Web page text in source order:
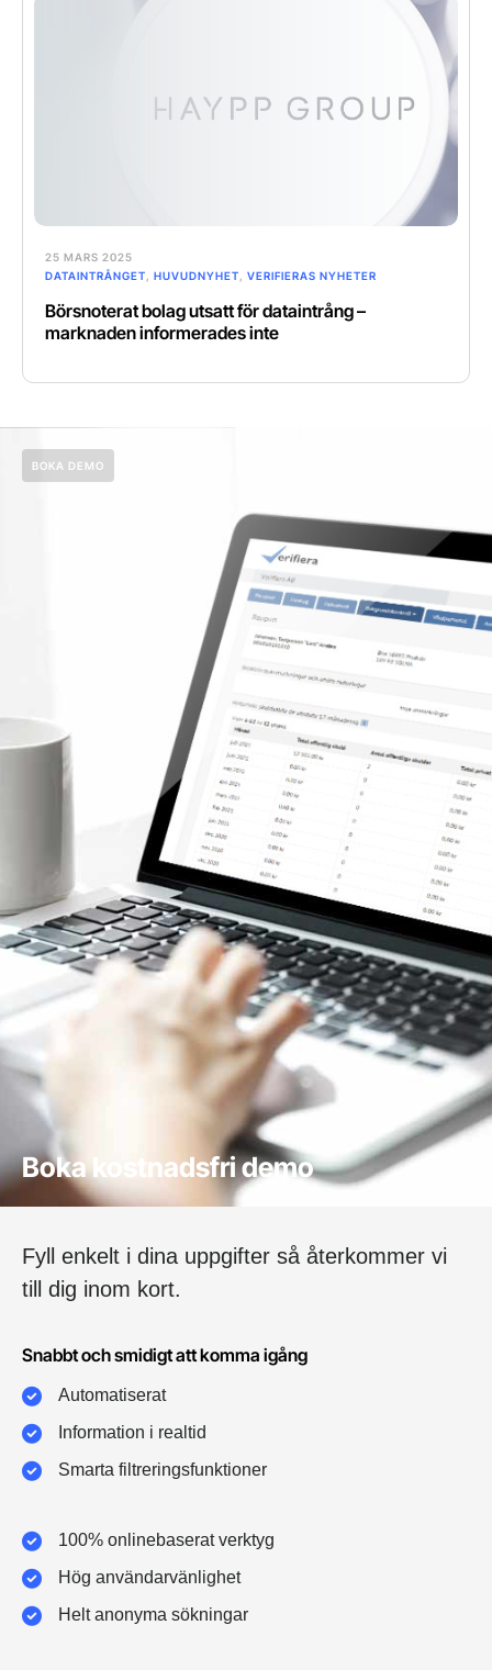
25 MARS 2025
DATAINTRÅNGET
HUVUDNYHET VERIFIERAS NYHETER
Börsnoterat bolag utsatt för dataintrång –
marknaden informerades inte
BOKA DEMO
Boka kostnadsfri demo
Fyll enkelt i dina uppgifter så återkommer vi
till dig inom kort.
Snabbt och smidigt att komma igång
Automatiserat
Information i realtid
Smarta filtreringsfunktioner
100% onlinebaserat verktyg
Hög användarvänlighet
Helt anonyma sökningar